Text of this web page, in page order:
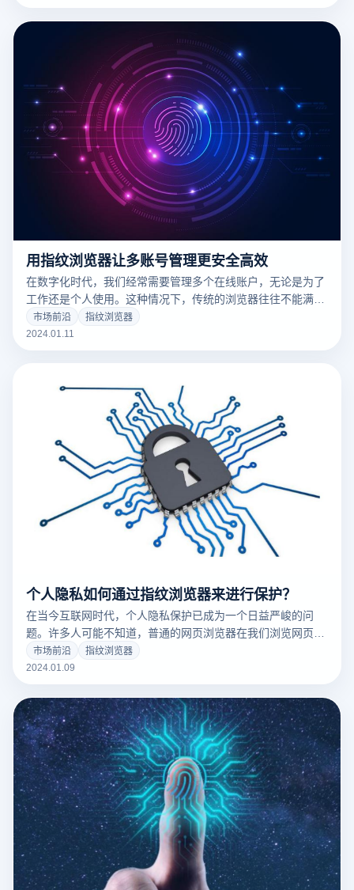
用指纹浏览器让多账号管理更安全高效
在数字化时代，我们经常需要管理多个在线账户，无论是为了
工作还是个人使用。这种情况下，传统的浏览器往往不能满足
我们对隐私和效率的需求。在这里，云登指纹浏览器便显得格
外重要，它通过其独特的指纹技术，大大简化了多账户管理的
市场前沿
指纹浏览器
2024.01.11
个人隐私如何通过指纹浏览器来进行保护？
在当今互联网时代，个人隐私保护已成为一个日益严峻的问
题。许多人可能不知道，普通的网页浏览器在我们浏览网页
时，会泄露大量个人信息，如IP地址、操作系统类型、浏览器
类型、屏幕分辨率等，这些信息集合在一起，形成了一个独特
指纹浏览器应运而生，为用户提供了更强的隐私保护。
市场前沿
指纹浏览器
2024.01.09